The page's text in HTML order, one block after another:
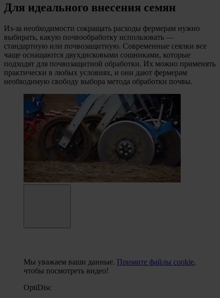
Для идеального внесения семян
Из-за необходимости сокращать расходы фермерам нужно
выбирать, какую почвообработку использовать —
стандартную или почвозащитную. Современные сеялки все
чаще оснащаются двухдисковыми сошниками, которые
подходят для почвозащитной обработки. Их можно применять
практически в любых условиях, и они дают фермерам
необходимую свободу выбора метода обработки почвы.
Мы уважаем ваши данные. Примите файлы cookie,
чтобы посмотреть видео!
OptiDisc